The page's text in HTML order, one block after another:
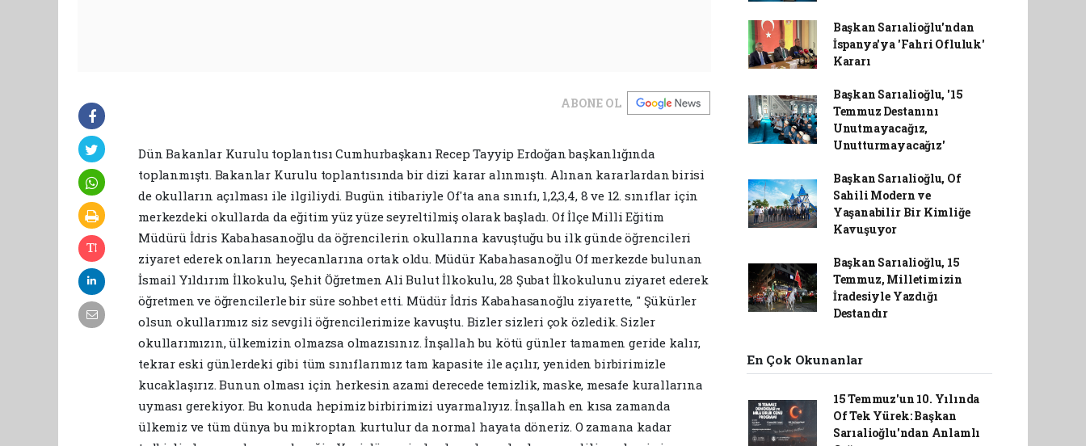
ABONE OL
Dün Bakanlar Kurulu toplantısı Cumhurbaşkanı Recep Tayyip Erdoğan başkanlığında
toplanmıştı. Bakanlar Kurulu toplantısında bir dizi karar alınmıştı. Alınan kararlardan birisi
de okulların açılması ile ilgiliydi. Bugün itibariyle Of'ta ana sınıfı, 1,2,3,4, 8 ve 12. sınıflar için
merkezdeki okullarda da eğitim yüz yüze seyreltilmiş olarak başladı. Of İlçe Milli Eğitim
Müdürü İdris Kabahasanoğlu da öğrencilerin okullarına kavuştuğu bu ilk günde öğrencileri
ziyaret ederek onların heyecanlarına ortak oldu. Müdür Kabahasanoğlu Of merkezde bulunan
İsmail Yıldırım İlkokulu, Şehit Öğretmen Ali Bulut İlkokulu, 28 Şubat İlkokulunu ziyaret ederek
öğretmen ve öğrencilerle bir süre sohbet etti. Müdür İdris Kabahasanoğlu ziyarette, " Şükürler
olsun okullarımız siz sevgili öğrencilerimize kavuştu. Bizler sizleri çok özledik. Sizler
okullarımızın, ülkemizin olmazsa olmazısınız. İnşallah bu kötü günler tamamen geride kalır,
tekrar eski günlerdeki gibi tüm sınıflarımız tam kapasite ile açılır, yeniden birbirimizle
kucaklaşırız. Bunun olması için herkesin azami derecede temizlik, maske, mesafe kurallarına
uyması gerekiyor. Bu konuda hepimiz birbirimizi uyarmalıyız. İnşallah en kısa zamanda
ülkemiz ve tüm dünya bu mikroptan kurtulur da normal hayata döneriz. O zamana kadar
Başkan Sarıalioğlu'ndan
İspanya'ya 'Fahri Ofluluk'
Kararı
Başkan Sarıalioğlu, '15
Temmuz Destanını
Unutmayacağız,
Unutturmayacağız'
Başkan Sarıalioğlu, Of
Sahili Modern ve
Yaşanabilir Bir Kimliğe
Kavuşuyor
Başkan Sarıalioğlu, 15
Temmuz, Milletimizin
İradesiyle Yazdığı
Destandır
En Çok Okunanlar
15 Temmuz'un 10. Yılında
Of Tek Yürek: Başkan
Sarıalioğlu'ndan Anlamlı